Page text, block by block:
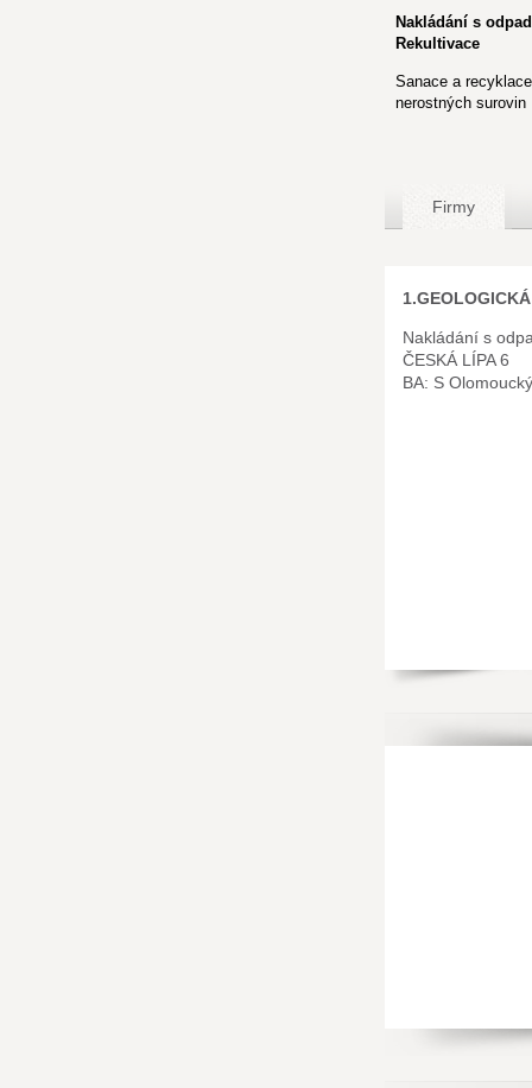
Nakládání s
Rekultivace
Sanace a
nerostných surovin
Firmy
Nakládání s
ČESKÁ LÍPA 6
BA: S Olomoucký